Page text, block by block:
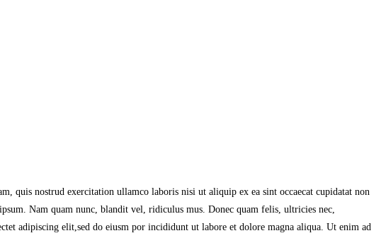
quis nostrud exercitation ullamco laboris nisi ut aliquip ex ea sint occaecat cupidatat non
Nam quam nunc, blandit vel, ridiculus mus. Donec quam felis, ultricies nec,
adipiscing elit,sed do eiusm por incididunt ut labore et dolore magna aliqua. Ut enim ad